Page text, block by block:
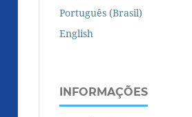
Português (Brasil)
English
INFORMAÇÕES